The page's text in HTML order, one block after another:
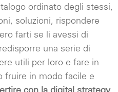
ordinato degli stessi,
soluzioni, rispondere
farti se li avessi di
una serie di
utili per loro e fare in
fruire in modo facile e